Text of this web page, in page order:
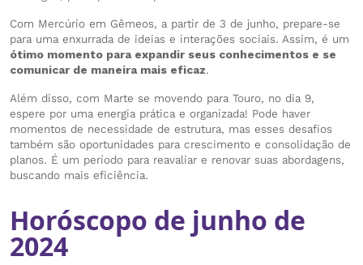
Com Mercúrio em Gêmeos, a partir de 3 de junho, prepare-se
para uma enxurrada de ideias e interações sociais. Assim, é um
ótimo momento para expandir seus conhecimentos e se
comunicar de maneira mais eficaz.
Além disso, com Marte se movendo para Touro, no dia 9,
espere por uma energia prática e organizada! Pode haver
momentos de necessidade de estrutura, mas esses desafios
também são oportunidades para crescimento e consolidação de
planos. É um período para reavaliar e renovar suas abordagens,
buscando mais eficiência.
Horóscopo de junho de
2024